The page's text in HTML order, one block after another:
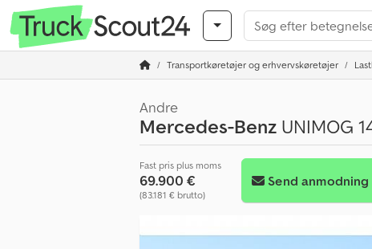
Transportkøretøjer og erhvervskøretøjer
Andre
Mercedes-Benz UNIMOG
Fast pris plus moms
69.900 €
(83.181 € brutto)
Send anmodning